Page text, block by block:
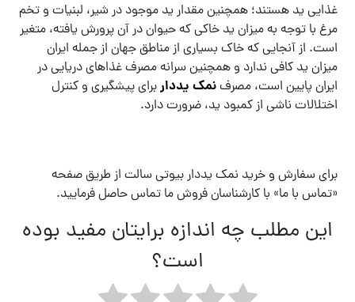
غذایی ید هستند؛ همچنین مقدار ید موجود در شیر، لبنیات و تخم
مرغ با توجه به میزان ید خاکی که حیوان در آن پرورش یافته، متغیر
است. از آنجایی که خاک بسیاری از مناطق جهان از جمله ایران
میزان ید کافی ندارد و همچنین سرانه مصرف غذاهای دریایی در
ایران پایین است، مصرفنمک یدداربرای پیشگیری و کنترل
اختلالات ناشی از کمبود ید، ضرورت دارد.
برای سفارش و خرید نمک یددار بیوتی سالت از طریق صفحه
«تماس با ما» با کارشناسان فروش ما تماس حاصل فرمایید.
این مطلب چه اندازه برایتان مفید بوده
است؟